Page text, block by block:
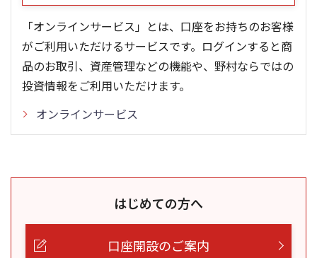
「オンラインサービス」とは、口座をお持ちのお客様
がご利用いただけるサービスです。ログインすると商
品のお取引、資産管理などの機能や、野村ならではの
投資情報をご利用いただけます。
オンラインサービス
はじめての方へ
口座開設のご案内